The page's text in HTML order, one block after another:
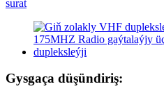
Gysgaça düşündiriş: